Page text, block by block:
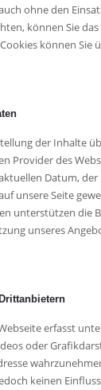
ohne den
können Sie
können
der Inhalte
Provider des
Datum,
unsere Seite
unterstützen die
unseres
erfasst
oder
keinen